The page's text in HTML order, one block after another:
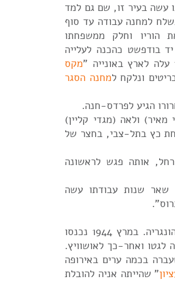
עשה בעיר זו, שם גם למד
גם ללמוד בישיבה תיכונית. ב 1944 נשלח למחנה עבודה עד סוף
הוריו וחלק ממשפחתו
על יד בודפשט כהכנה לעלייה
מקס
ונלקח למחנה הסגר
ולאה (מגדי קליין)
כץ בתל-צבי, בחצר של
אותה פגש לראשונה
שנות עבודתו עשה
רחל לבית קליין נולדה בעיר קישווארדה שבהונגריה. במרץ 1944 נכנסו
לגטו ואחר-כך לאושוויץ.
בכמה ערים באירופה
" שהייתה אניה להובלת